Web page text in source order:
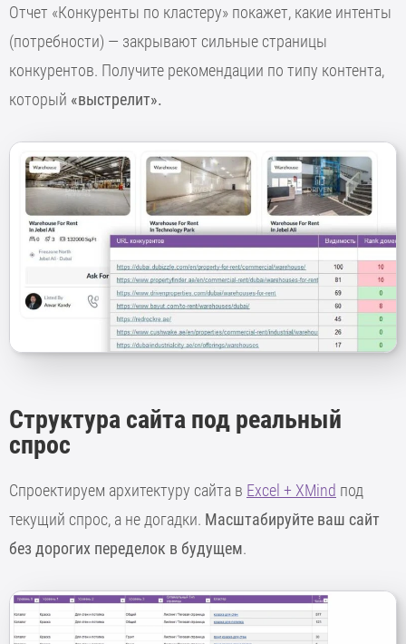
Отчет «Конкуренты по кластеру» покажет, какие интенты
(потребности) — закрывают сильные страницы
конкурентов. Получите рекомендации по типу контента,
который «выстрелит».
Структура сайта под реальный
спрос
Спроектируем архитектуру сайта в Excel + XMind под
текущий спрос, а не догадки. Масштабируйте ваш сайт
без дорогих переделок в будущем.